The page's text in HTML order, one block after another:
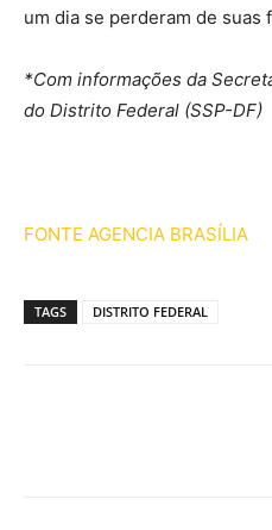
um dia se perderam de suas
*Com informações da
do Distrito Federal (SSP-DF)
FONTE AGENCIA BRASÍLIA
TAGS DISTRITO FEDERAL